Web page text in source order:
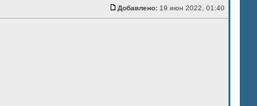
Добавлено: 19 июн 2022, 01:40